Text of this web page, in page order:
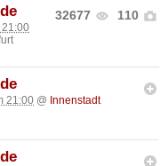
32677 110
21:00
21:00 @ Innenstadt